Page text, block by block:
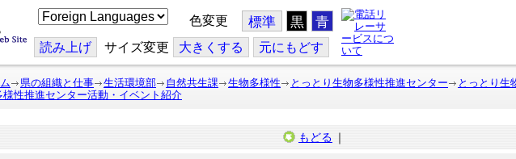
こ
の
ジ
を
翻
訳
色変更 標準 黒 青
読み上げ サイズ変更 大きくする 元にもどす
県の組織と仕事 生活環境部 自然共生課 生物多様性 とっとり生物多様性推進センター
とっとり生
様性推進センター活動・イベント紹介
もどる ｜